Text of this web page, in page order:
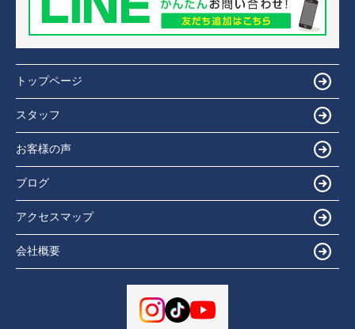
トップページ
スタッフ
お客様の声
ブログ
アクセスマップ
会社概要